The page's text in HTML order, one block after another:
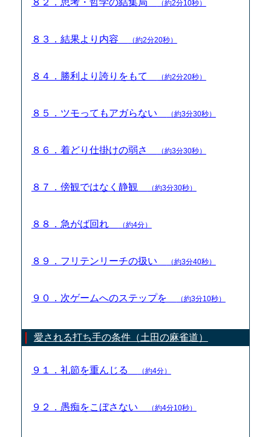
（約2分10秒）
８３．結果より内容 （約2分20秒）
８４．勝利より誇りをもて （約2分20秒）
８５．ツモってもアガらない （約3分30秒）
８６．着どり仕掛けの弱さ （約3分30秒）
８７．傍観ではなく静観 （約3分30秒）
８８．急がば回れ （約4分）
８９．フリテンリーチの扱い （約3分40秒）
９０．次ゲームへのステップを （約3分10秒）
愛される打ち手の条件（土田の麻雀道）
９１．礼節を重んじる （約4分）
９２．愚痴をこぼさない （約4分10秒）